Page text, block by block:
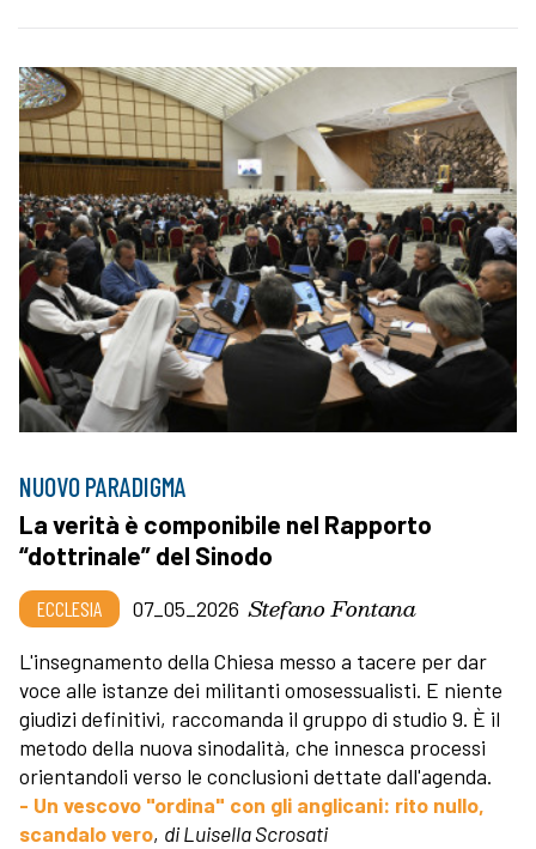
NUOVO PARADIGMA
La verità è componibile nel Rapporto
“dottrinale” del Sinodo
ECCLESIA 07_05_2026 Stefano Fontana
L'insegnamento della Chiesa messo a tacere per dar
voce alle istanze dei militanti omosessualisti. E niente
giudizi definitivi, raccomanda il gruppo di studio 9. È il
metodo della nuova sinodalità, che innesca processi
orientandoli verso le conclusioni dettate dall'agenda.
- Un vescovo "ordina" con gli anglicani: rito nullo,
scandalo vero, di Luisella Scrosati